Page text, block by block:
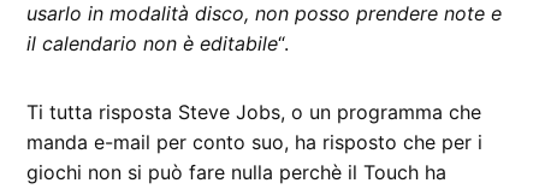
usarlo in modalità disco, non posso prendere note e
il calendario non è editabile“.
Ti tutta risposta Steve Jobs, o un programma che
manda e-mail per conto suo, ha risposto che per i
giochi non si può fare nulla perchè il Touch ha